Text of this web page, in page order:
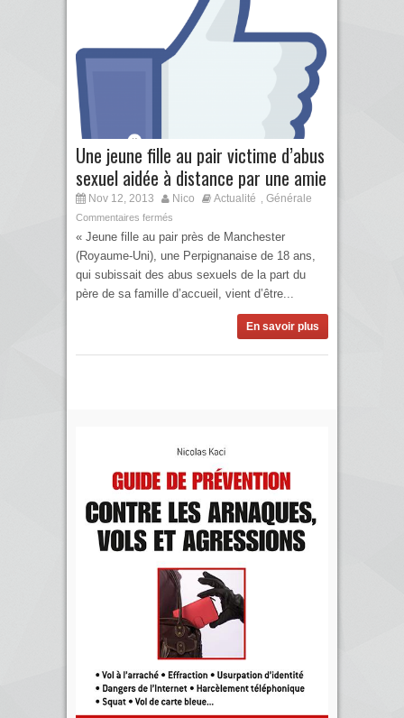
Une jeune fille au pair victime d’abus
sexuel aidée à distance par une amie
Nov 12, 2013 Nico Actualité , Générale
Commentaires fermés
« Jeune fille au pair près de Manchester
(Royaume-Uni), une Perpignanaise de 18 ans,
qui subissait des abus sexuels de la part du
père de sa famille d’accueil, vient d’être...
En savoir plus